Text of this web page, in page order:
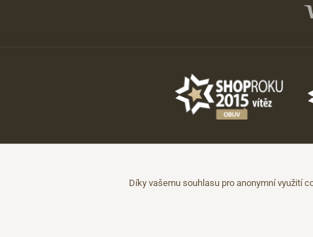
Simplia.cz.
Díky vašemu souhlasu pro anonymní využití